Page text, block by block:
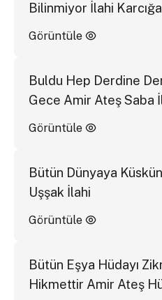
Bilinmiyor İlahi
Görüntüle
Buldu Hep Derdine
Gece Amir Ateş Saba
Görüntüle
Bütün Dünyaya
Uşşak İlahi
Görüntüle
Bütün Eşya Hüdayı
Hikmettir Amir Ateş